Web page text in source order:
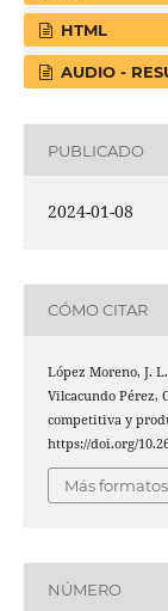
HTML
AUDIO -
PUBLICADO
2024-01-08
CÓMO CITAR
López Moreno, J.
Vilcacundo Pérez,
competitiva y
https://doi.org/
Más
NÚMERO